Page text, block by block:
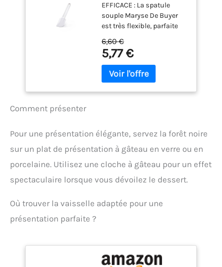
gâteaux éponges, les
gâteaux mousse, les
crèmes pour desserts et
ainsi de suite.
articles de cuisine
antiadhésive, tels que les
casseroles ou les
casseroles. Ne grattez pas
le produit. Il y a un trou
lave-vaisselle. Mesures:
27.5cm.
29 cm, manche 18
cm -, Blanc
EFFICACE : La spatule
souple Maryse De Buyer
est très flexible, parfaite
PRATIQUE : Vous pourrez
facilement transvaser vos
préparations grâce à la
forme en cuillère de la
intensif. Vous pouvez
ainsi l'utiliser
régulièrement sans
craindre de l'endommager.
TEMPÉRATURE MAXIMALE :
Attention, la température
cette spatule De Buyer ne
6,60 €
5,77 €
Comment présenter
Pour une présentation élégante, servez la forêt noire
sur un plat de présentation à gâteau en verre ou en
porcelaine. Utilisez une cloche à gâteau pour un effet
spectaculaire lorsque vous dévoilez le dessert.
Où trouver la vaisselle adaptée pour une
présentation parfaite ?